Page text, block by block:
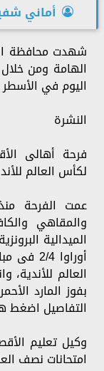
أماني
شهدت محافظة
الهامة ومن
اليوم في الأسطر
النشرة
فرحة أهالى
لكأس العالم
عمت الفرحة
والمقاهي
الميدالية
أوراوا
العالم للأندية،
بفوز المارد
التفاصيل اضغط
وكيل تعليم
امتحانات نصف